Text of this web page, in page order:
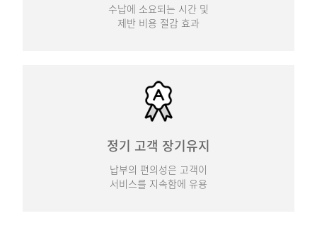
수납에 소요되는 시간 및
제반 비용 절감 효과
정기 고객 장기유지
납부의 편의성은 고객이
서비스를 지속함에 유용